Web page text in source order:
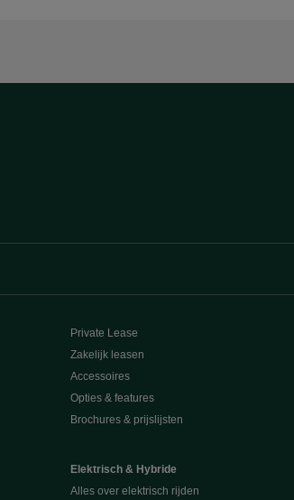
Private Lease
Zakelijk leasen
Accessoires
Opties & features
Brochures & prijslijsten
Elektrisch & Hybride
Alles over elektrisch rijden